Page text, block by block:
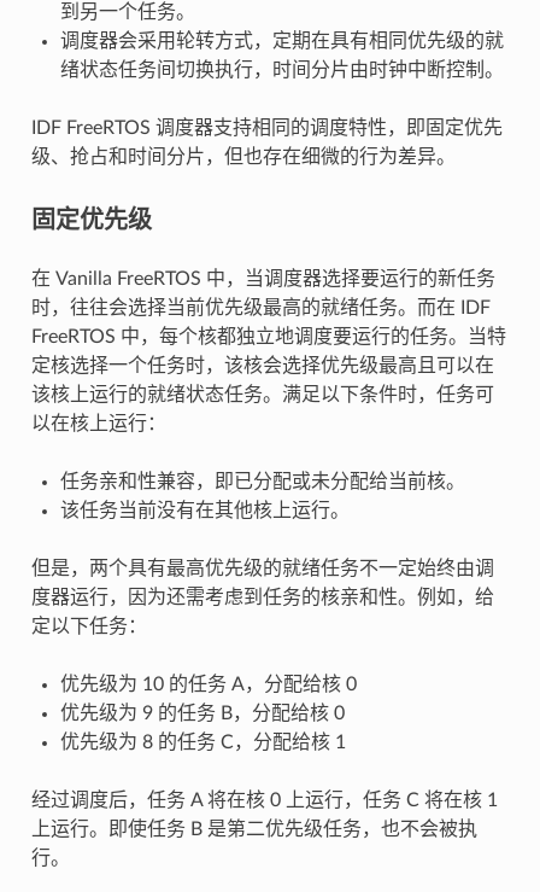
到另一个任务。
调度器会采用轮转方式，定期在具有相同优先级的就
绪状态任务间切换执行，时间分片由时钟中断控制。
IDF FreeRTOS 调度器支持相同的调度特性，即固定优先
级、抢占和时间分片，但也存在细微的行为差异。
固定优先级
在 Vanilla FreeRTOS 中，当调度器选择要运行的新任务
时，往往会选择当前优先级最高的就绪任务。而在 IDF
FreeRTOS 中，每个核都独立地调度要运行的任务。当特
定核选择一个任务时，该核会选择优先级最高且可以在
该核上运行的就绪状态任务。满足以下条件时，任务可
以在核上运行：
任务亲和性兼容，即已分配或未分配给当前核。
该任务当前没有在其他核上运行。
但是，两个具有最高优先级的就绪任务不一定始终由调
度器运行，因为还需考虑到任务的核亲和性。例如，给
定以下任务：
优先级为 10 的任务 A，分配给核 0
优先级为 9 的任务 B，分配给核 0
优先级为 8 的任务 C，分配给核 1
经过调度后，任务 A 将在核 0 上运行，任务 C 将在核 1
上运行。即使任务 B 是第二优先级任务，也不会被执
行。